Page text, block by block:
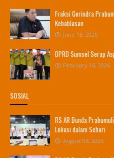
Fraksi Gerindra
Kebablasan
June 15, 2026
DPRD Sumsel Serap
February 16, 2026
SOSIAL
RS AR Bunda
Lokasi dalam Sehari
August 06, 2026